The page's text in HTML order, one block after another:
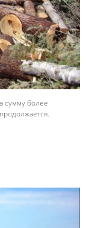
сумму более